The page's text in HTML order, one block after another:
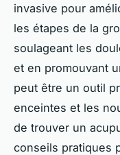
invasive pour
les étapes de la
soulageant les
et en promouvant
peut être un outil
enceintes et les
de trouver un
conseils pratiques